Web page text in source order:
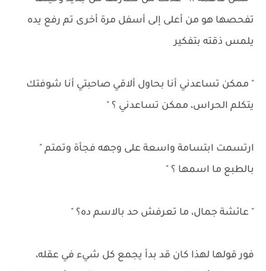
تفحصها هو من أعلى إلى أسفل مرة أخرى تم رفع يده
يلمس ذقته بتفكير
" ممكن تساعدني أنا بحاول ألاقي صاحبتي أنا شوفتك
يتكلم الحراس، ممكن تساعدني ؟ "
ارتسمت ابتسامة واسعة على وجهه فجأة وتمتم "
بالطبع ما اسمها ؟ "
" عائشة جمال، ما تعرفش حد بالاسم ده؟ "
فور قولها لهذا كان قد بدأ يجمع كل شيء في عقله،